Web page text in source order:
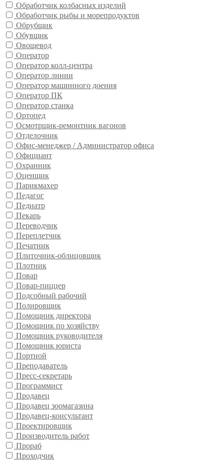
Обработчик колбасных изделий
Обработчик рыбы и морепродуктов
Обрубщик
Обувщик
Овощевод
Оператор
Оператор колл-центра
Оператор линии
Оператор машинного доения
Оператор ПК
Оператор станка
Ортопед
Осмотрщик-ремонтник вагонов
Отделочник
Офис-менеджер / Администратор офиса
Официант
Охранник
Оценщик
Парикмахер
Педагог
Педиатр
Пекарь
Переводчик
Переплетчик
Печатник
Плиточник-облицовщик
Плотник
Повар
Повар-пиццер
Подсобный рабочий
Полировщик
Помощник директора
Помощник по хозяйству
Помощник руководителя
Помощник юриста
Портной
Преподаватель
Пресс-секретарь
Программист
Продавец
Продавец зоомагазина
Продавец-консультант
Проектировщик
Производитель работ
Прораб
Проходчик